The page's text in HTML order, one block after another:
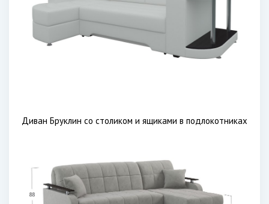
Диван Бруклин со столиком и ящиками в подлокотниках